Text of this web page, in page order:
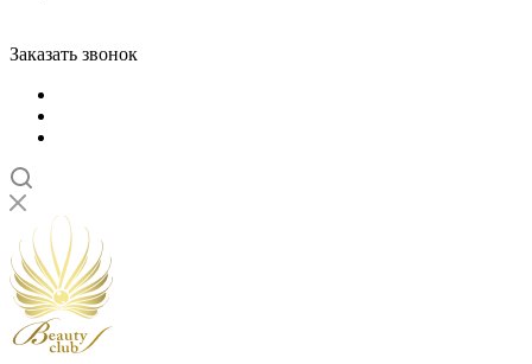
Заказать звонок